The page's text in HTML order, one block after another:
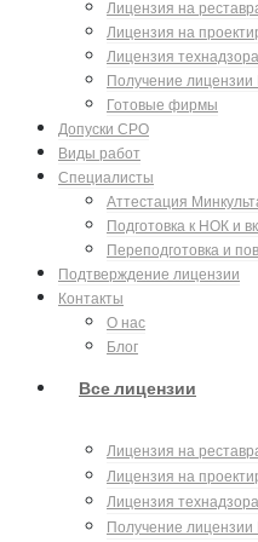
Лицензия на
Лицензия на
Лицензия
Получение
Готовые фирмы
Допуски СРО
Виды работ
Специалисты
Аттестация
Подготовка к НОК и
Переподготовка и
Подтверждение лицензии
Контакты
О нас
Блог
Все лицензии
Лицензия на
Лицензия на
Лицензия
Получение